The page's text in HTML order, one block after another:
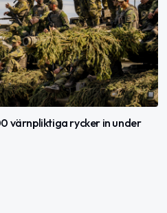
värnpliktiga rycker in under